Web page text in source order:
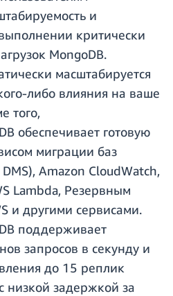
и
критически
MongoDB.
масштабируется
либо влияния на ваше
того,
обеспечивает готовую
миграции баз
Amazon CloudWatch,
Lambda, Резервным
и другими сервисами.
поддерживает
запросов в секунду и
до 15 реплик
низкой задержкой за